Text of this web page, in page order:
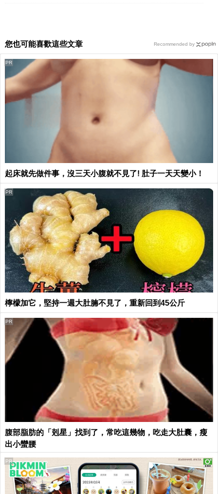
您也可能喜歡這些文章
起床就先做件事，沒三天小腹就不見了! 肚子一天天變小！
PR
檸檬加它，堅持一週大肚腩不見了，重新回到45公斤
PR
腹部脂肪的「剋星」找到了，常吃這幾物，吃走大肚囊，瘦
出小蠻腰
PR
PR
Recommended by